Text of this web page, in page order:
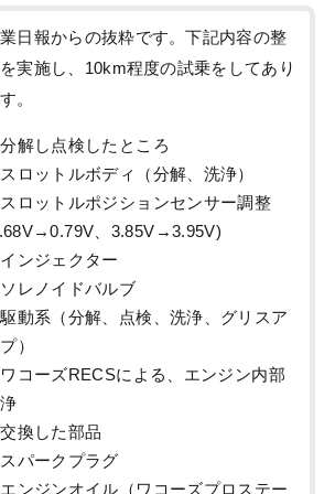
日報からの抜粋です。下記内容の整
実施し、10km程度の試乗をしてあり
。
解し点検したところ
スロットルボディ（分解、洗浄）
スロットルポジションセンサー調整
、3.85V→3.95V)
インジェクター
ソレノイドバルブ
駆動系（分解、点検、洗浄、グリスア
）
ワコーズRECSによる、エンジン内部
換した部品
スパークプラグ
エンジンオイル（ワコーズプロステー